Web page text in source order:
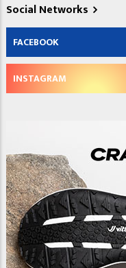
Social Networks
FACEBOOK
INSTAGRAM